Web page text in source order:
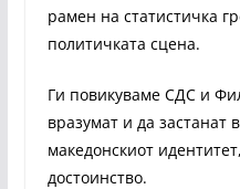
рамен на статистичка
политичката сцена.
Ги повикуваме СДС и
вразумат и да застанат
македонскиот
достоинство.